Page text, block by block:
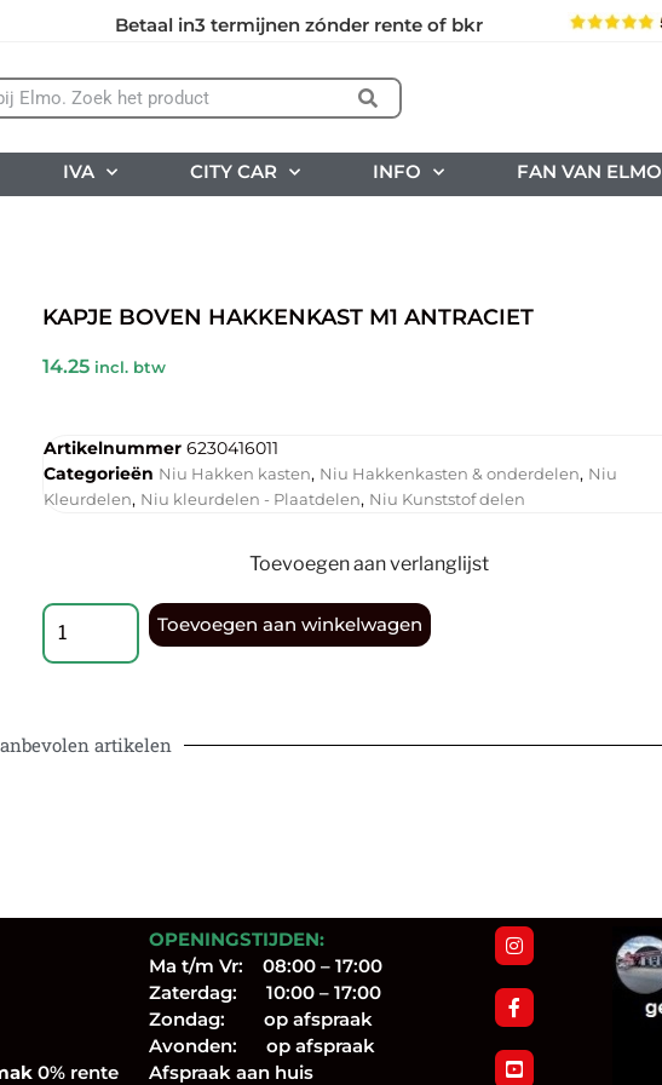
Betaal in3 termijnen zónder rente of bkr
IVA CITY CAR INFO FAN VAN ELMO
KAPJE BOVEN HAKKENKAST M1 ANTRACIET
14.25 incl. btw
Artikelnummer 6230416011
Categorieën Niu Hakken kasten, Niu Hakkenkasten & onderdelen, Niu
Kleurdelen, Niu kleurdelen - Plaatdelen, Niu Kunststof delen
Toevoegen aan verlanglijst
Toevoegen aan winkelwagen
artikelen
0% rente
OPENINGSTIJDEN:
Ma t/m Vr: 08:00 – 17:00
Zaterdag: 10:00 – 17:00
Zondag: op afspraak
Avonden: op afspraak
Afspraak aan huis